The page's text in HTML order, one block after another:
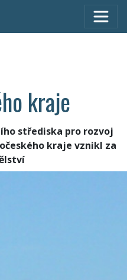
kraje
střediska pro rozvoj
kraje vznikl za